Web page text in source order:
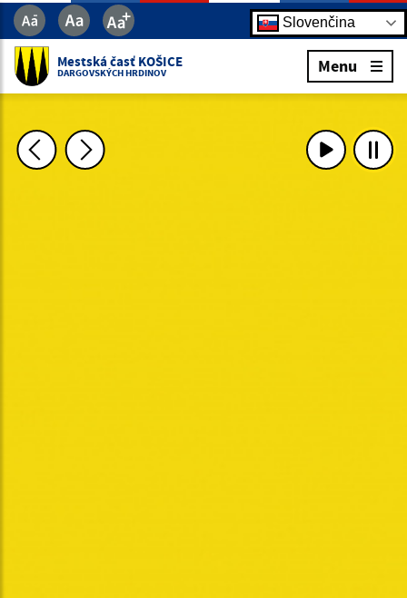
Slovenčina
Mestská časť KOŠICE
DARGOVSKÝCH HRDINOV Menu